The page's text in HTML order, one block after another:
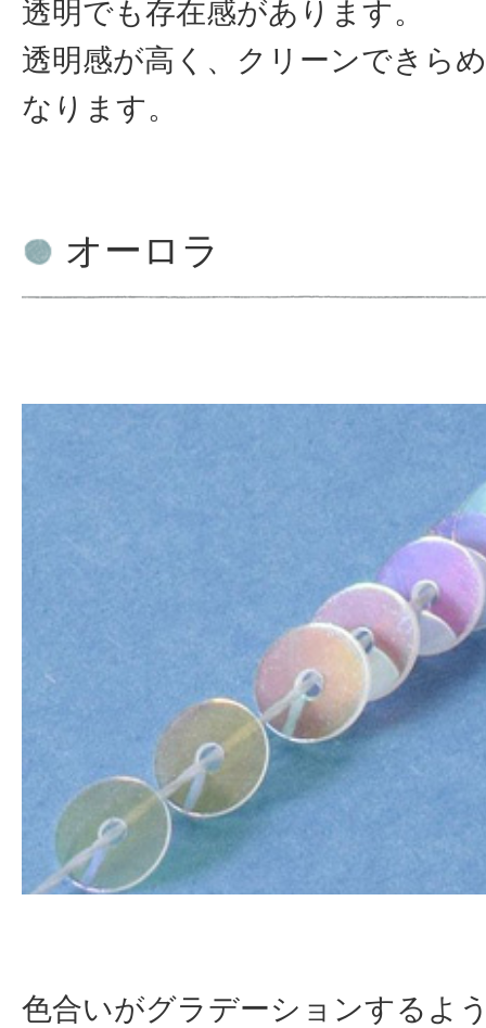
透明でも存在感があります。
透明感が高く、クリーンできら
なります。
オーロラ
色合いがグラデーションするよ